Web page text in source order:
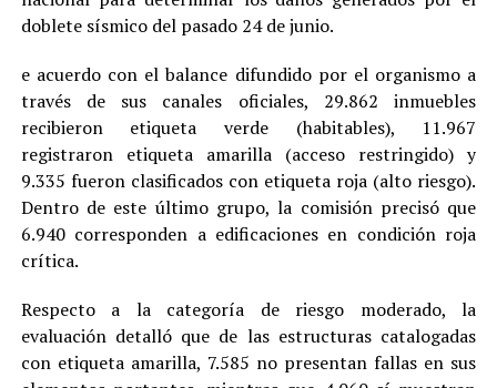
doblete sísmico del pasado 24 de junio.
e acuerdo con el balance difundido por el organismo a
través de sus canales oficiales, 29.862 inmuebles
recibieron etiqueta verde (habitables), 11.967
registraron etiqueta amarilla (acceso restringido) y
9.335 fueron clasificados con etiqueta roja (alto riesgo).
Dentro de este último grupo, la comisión precisó que
6.940 corresponden a edificaciones en condición roja
crítica.
Respecto a la categoría de riesgo moderado, la
evaluación detalló que de las estructuras catalogadas
con etiqueta amarilla, 7.585 no presentan fallas en sus